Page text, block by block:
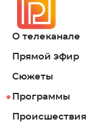
О телеканале
Прямой эфир
Сюжеты
Программы
Происшествия